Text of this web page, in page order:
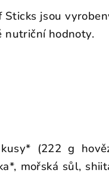
Sticks jsou
nutriční hodnoty.
(222 g
mořská sůl,